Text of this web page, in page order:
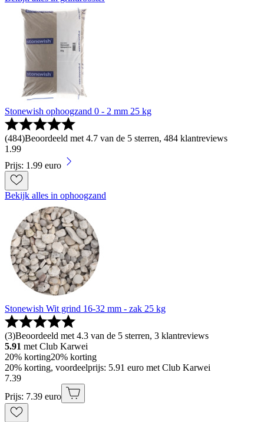
Stonewish ophoogzand 0 - 2 mm 25 kg
(484)Beoordeeld met 4.7 van de 5 sterren, 484 klantreviews
1.99
Prijs: 1.99 euro
Bekijk alles in ophoogzand
Stonewish Wit grind 16-32 mm - zak 25 kg
(3)Beoordeeld met 4.3 van de 5 sterren, 3 klantreviews
5.91 met Club Karwei
20% korting20% korting
20% korting, voordeelprijs: 5.91 euro met Club Karwei
7.39
Prijs: 7.39 euro